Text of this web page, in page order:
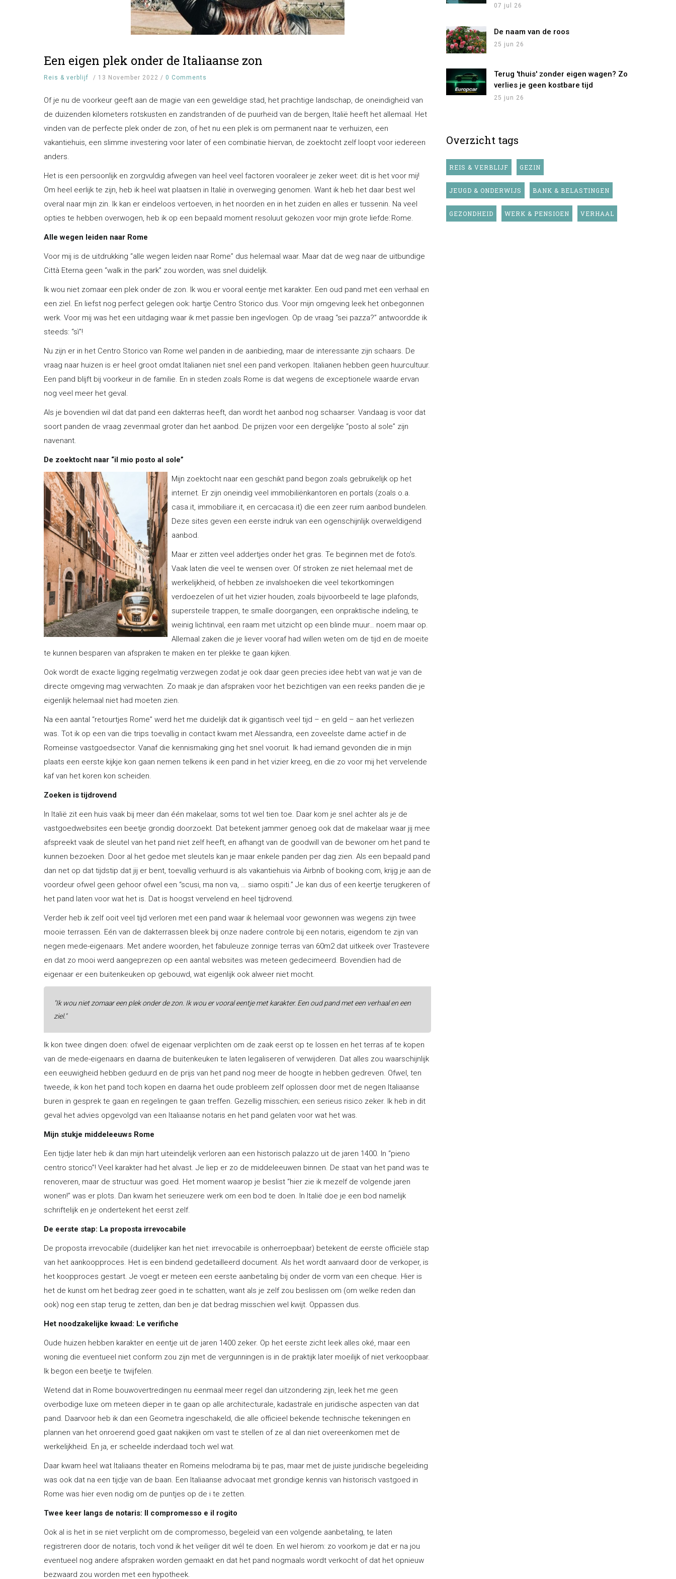
Een eigen plek onder de Italiaanse zon
Reis & verblijf / 13 November 2022 / 0 Comments
Of je nu de voorkeur geeft aan de magie van een geweldige stad, het prachtige landschap, de oneindigheid van
de duizenden kilometers rotskusten en zandstranden of de puurheid van de bergen, Italië heeft het allemaal. Het
vinden van de perfecte plek onder de zon, of het nu een plek is om permanent naar te verhuizen, een
vakantiehuis, een slimme investering voor later of een combinatie hiervan, de zoektocht zelf loopt voor iedereen
anders.
Het is een persoonlijk en zorgvuldig afwegen van heel veel factoren vooraleer je zeker weet: dit is het voor mij!
Om heel eerlijk te zijn, heb ik heel wat plaatsen in Italië in overweging genomen. Want ik heb het daar best wel
overal naar mijn zin. Ik kan er eindeloos vertoeven, in het noorden en in het zuiden en alles er tussenin. Na veel
opties te hebben overwogen, heb ik op een bepaald moment resoluut gekozen voor mijn grote liefde: Rome.
Alle wegen leiden naar Rome
Voor mij is de uitdrukking “alle wegen leiden naar Rome” dus helemaal waar. Maar dat de weg naar de uitbundige
Città Eterna geen “walk in the park” zou worden, was snel duidelijk.
Ik wou niet zomaar een plek onder de zon. Ik wou er vooral eentje met karakter. Een oud pand met een verhaal en
een ziel. En liefst nog perfect gelegen ook: hartje Centro Storico dus. Voor mijn omgeving leek het onbegonnen
werk. Voor mij was het een uitdaging waar ik met passie ben ingevlogen. Op de vraag “sei pazza?” antwoordde ik
steeds: “sì”!
Nu zijn er in het Centro Storico van Rome wel panden in de aanbieding, maar de interessante zijn schaars. De
vraag naar huizen is er heel groot omdat Italianen niet snel een pand verkopen. Italianen hebben geen huurcultuur.
Een pand blijft bij voorkeur in de familie. En in steden zoals Rome is dat wegens de exceptionele waarde ervan
nog veel meer het geval.
Als je bovendien wil dat dat pand een dakterras heeft, dan wordt het aanbod nog schaarser. Vandaag is voor dat
soort panden de vraag zevenmaal groter dan het aanbod. De prijzen voor een dergelijke “posto al sole” zijn
navenant.
De zoektocht naar “il mio posto al sole”
Mijn zoektocht naar een geschikt pand begon zoals gebruikelijk op het
internet. Er zijn oneindig veel immobiliënkantoren en portals (zoals o.a.
casa.it, immobiliare.it, en cercacasa.it) die een zeer ruim aanbod bundelen.
Deze sites geven een eerste indruk van een ogenschijnlijk overweldigend
aanbod.
Maar er zitten veel addertjes onder het gras. Te beginnen met de foto’s.
Vaak laten die veel te wensen over. Of stroken ze niet helemaal met de
werkelijkheid, of hebben ze invalshoeken die veel tekortkomingen
verdoezelen of uit het vizier houden, zoals bijvoorbeeld te lage plafonds,
supersteile trappen, te smalle doorgangen, een onpraktische indeling, te
weinig lichtinval, een raam met uitzicht op een blinde muur… noem maar op.
Allemaal zaken die je liever vooraf had willen weten om de tijd en de moeite
te kunnen besparen van afspraken te maken en ter plekke te gaan kijken.
Ook wordt de exacte ligging regelmatig verzwegen zodat je ook daar geen precies idee hebt van wat je van de
directe omgeving mag verwachten. Zo maak je dan afspraken voor het bezichtigen van een reeks panden die je
eigenlijk helemaal niet had moeten zien.
Na een aantal “retourtjes Rome” werd het me duidelijk dat ik gigantisch veel tijd – en geld – aan het verliezen
was. Tot ik op een van die trips toevallig in contact kwam met Alessandra, een zoveelste dame actief in de
Romeinse vastgoedsector. Vanaf die kennismaking ging het snel vooruit. Ik had iemand gevonden die in mijn
plaats een eerste kijkje kon gaan nemen telkens ik een pand in het vizier kreeg, en die zo voor mij het vervelende
kaf van het koren kon scheiden.
Zoeken is tijdrovend
In Italië zit een huis vaak bij meer dan één makelaar, soms tot wel tien toe. Daar kom je snel achter als je de
vastgoedwebsites een beetje grondig doorzoekt. Dat betekent jammer genoeg ook dat de makelaar waar jij mee
afspreekt vaak de sleutel van het pand niet zelf heeft, en afhangt van de goodwill van de bewoner om het pand te
kunnen bezoeken. Door al het gedoe met sleutels kan je maar enkele panden per dag zien. Als een bepaald pand
dan net op dat tijdstip dat jij er bent, toevallig verhuurd is als vakantiehuis via Airbnb of booking.com, krijg je aan de
voordeur ofwel geen gehoor ofwel een “scusi, ma non va, … siamo ospiti.” Je kan dus of een keertje terugkeren of
het pand laten voor wat het is. Dat is hoogst vervelend en heel tijdrovend.
Verder heb ik zelf ooit veel tijd verloren met een pand waar ik helemaal voor gewonnen was wegens zijn twee
mooie terrassen. Eén van de dakterrassen bleek bij onze nadere controle bij een notaris, eigendom te zijn van
negen mede-eigenaars. Met andere woorden, het fabuleuze zonnige terras van 60m2 dat uitkeek over Trastevere
en dat zo mooi werd aangeprezen op een aantal websites was meteen gedecimeerd. Bovendien had de
eigenaar er een buitenkeuken op gebouwd, wat eigenlijk ook alweer niet mocht.
"Ik wou niet zomaar een plek onder de zon. Ik wou er vooral eentje met karakter. Een oud pand met een verhaal en een
ziel."
Ik kon twee dingen doen: ofwel de eigenaar verplichten om de zaak eerst op te lossen en het terras af te kopen
van de mede-eigenaars en daarna de buitenkeuken te laten legaliseren of verwijderen. Dat alles zou waarschijnlijk
een eeuwigheid hebben geduurd en de prijs van het pand nog meer de hoogte in hebben gedreven. Ofwel, ten
tweede, ik kon het pand toch kopen en daarna het oude probleem zelf oplossen door met de negen Italiaanse
buren in gesprek te gaan en regelingen te gaan treffen. Gezellig misschien; een serieus risico zeker. Ik heb in dit
geval het advies opgevolgd van een Italiaanse notaris en het pand gelaten voor wat het was.
Mijn stukje middeleeuws Rome
Een tijdje later heb ik dan mijn hart uiteindelijk verloren aan een historisch palazzo uit de jaren 1400. In “pieno
centro storico”! Veel karakter had het alvast. Je liep er zo de middeleeuwen binnen. De staat van het pand was te
renoveren, maar de structuur was goed. Het moment waarop je beslist “hier zie ik mezelf de volgende jaren
wonen!” was er plots. Dan kwam het serieuzere werk om een bod te doen. In Italië doe je een bod namelijk
schriftelijk en je ondertekent het eerst zelf.
De eerste stap: La proposta irrevocabile
De proposta irrevocabile (duidelijker kan het niet: irrevocabile is onherroepbaar) betekent de eerste officiële stap
van het aankoopproces. Het is een bindend gedetailleerd document. Als het wordt aanvaard door de verkoper, is
het koopproces gestart. Je voegt er meteen een eerste aanbetaling bij onder de vorm van een cheque. Hier is
het de kunst om het bedrag zeer goed in te schatten, want als je zelf zou beslissen om (om welke reden dan
ook) nog een stap terug te zetten, dan ben je dat bedrag misschien wel kwijt. Oppassen dus.
Het noodzakelijke kwaad: Le verifiche
Oude huizen hebben karakter en eentje uit de jaren 1400 zeker. Op het eerste zicht leek alles oké, maar een
woning die eventueel niet conform zou zijn met de vergunningen is in de praktijk later moeilijk of niet verkoopbaar.
Ik begon een beetje te twijfelen.
Wetend dat in Rome bouwovertredingen nu eenmaal meer regel dan uitzondering zijn, leek het me geen
overbodige luxe om meteen dieper in te gaan op alle architecturale, kadastrale en juridische aspecten van dat
pand. Daarvoor heb ik dan een Geometra ingeschakeld, die alle officieel bekende technische tekeningen en
plannen van het onroerend goed gaat nakijken om vast te stellen of ze al dan niet overeenkomen met de
werkelijkheid. En ja, er scheelde inderdaad toch wel wat.
Daar kwam heel wat Italiaans theater en Romeins melodrama bij te pas, maar met de juiste juridische begeleiding
was ook dat na een tijdje van de baan. Een Italiaanse advocaat met grondige kennis van historisch vastgoed in
Rome was hier even nodig om de puntjes op de i te zetten.
Twee keer langs de notaris: Il compromesso e il rogito
Ook al is het in se niet verplicht om de compromesso, begeleid van een volgende aanbetaling, te laten
registreren door de notaris, toch vond ik het veiliger dit wél te doen. En wel hierom: zo voorkom je dat er na jou
eventueel nog andere afspraken worden gemaakt en dat het pand nogmaals wordt verkocht of dat het opnieuw
bezwaard zou worden met een hypotheek.
07 jul 26
De naam van de roos
25 jun 26
Terug 'thuis' zonder eigen wagen? Zo
verlies je geen kostbare tijd
25 jun 26
Overzicht tags
REIS & VERBLIJF GEZIN
JEUGD & ONDERWIJS BANK & BELASTINGEN
GEZONDHEID WERK & PENSIOEN VERHAAL